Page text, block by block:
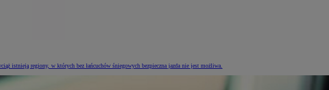
istnieją regiony, w których bez łańcuchów śniegowych bezpieczna jazda nie jest możliwa.